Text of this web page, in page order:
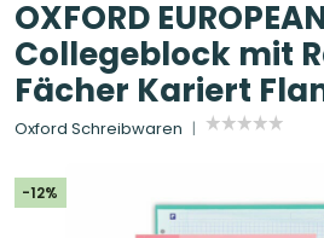
OXFORD
Collegeblock mit
Fächer Kariert
Oxford Schreibwaren
-12%